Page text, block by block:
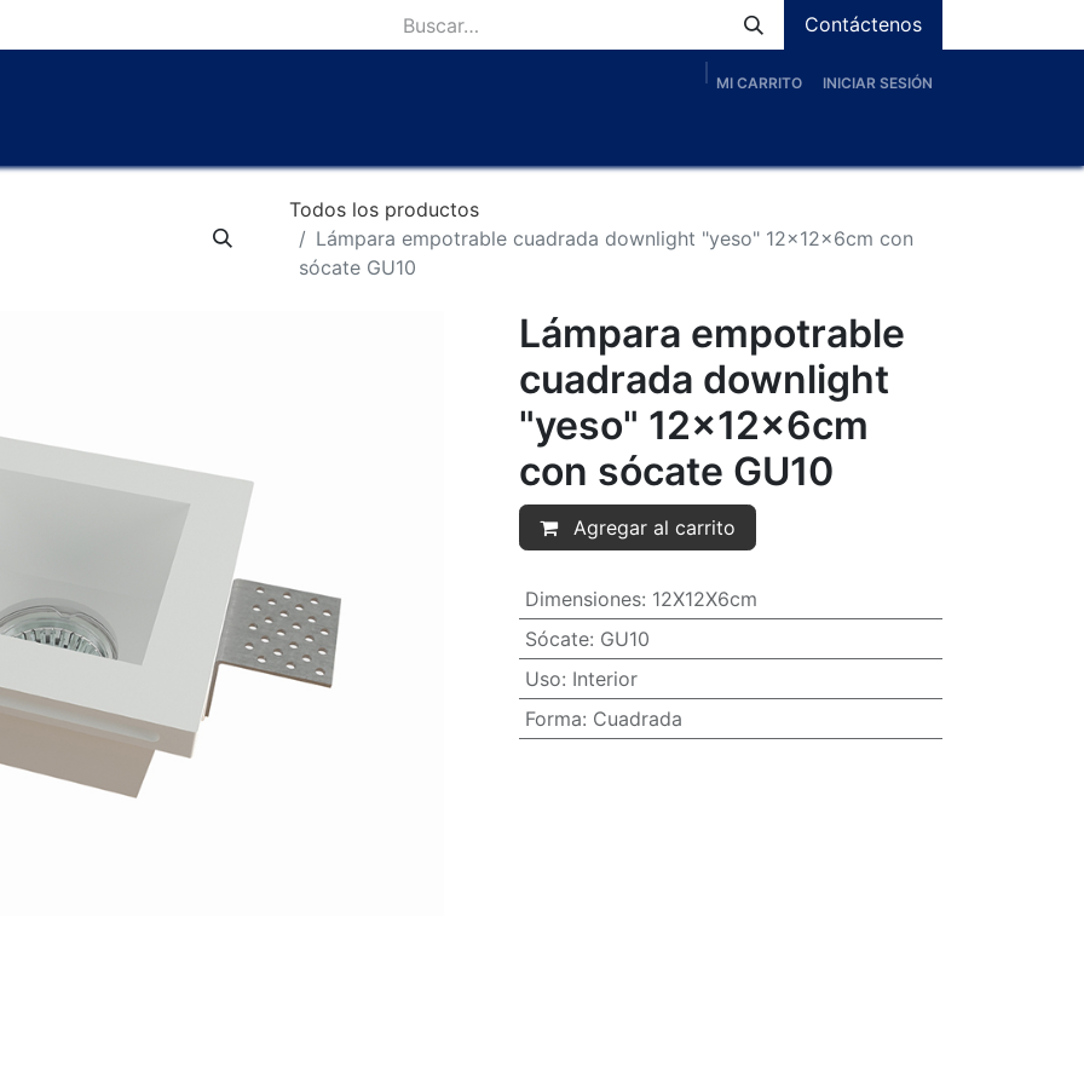
Contáctenos
MI CARRITO INICIAR SESIÓN
Todos los productos
Lámpara empotrable cuadrada downlight "yeso" 12x12x6cm con
sócate GU10
Lámpara empotrable
cuadrada downlight
"yeso" 12x12x6cm
con sócate GU10
Agregar al carrito
Dimensiones: 12X12X6cm
Sócate: GU10
Uso: Interior
Forma: Cuadrada